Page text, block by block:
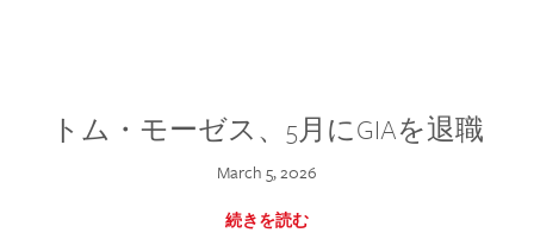
トム・モーゼス、5月にGIAを退職
March 5, 2026
続きを読む